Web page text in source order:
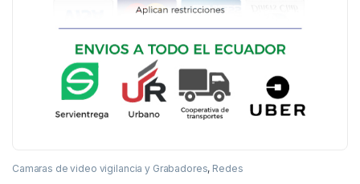
Camaras de video vigilancia y Grabadores, Redes